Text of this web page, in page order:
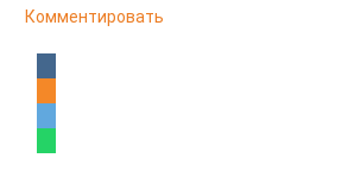
Комментировать